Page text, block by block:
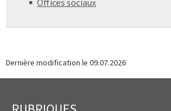
Offices sociaux
Dernière modification le 09.07.2026